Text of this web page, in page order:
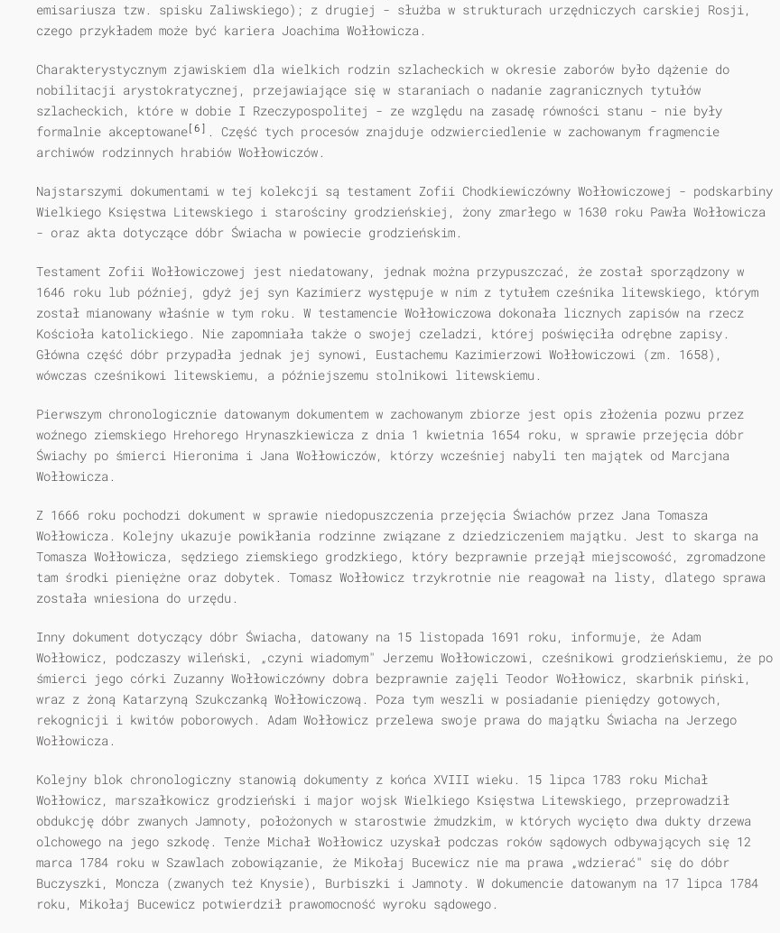
emisariusza tzw. spisku Zaliwskiego); z drugiej - służba w strukturach urzędniczych carskiej Rosji,
czego przykładem może być kariera Joachima Wołłowicza.
Charakterystycznym zjawiskiem dla wielkich rodzin szlacheckich w okresie zaborów było dążenie do
nobilitacji arystokratycznej, przejawiające się w staraniach o nadanie zagranicznych tytułów
szlacheckich, które w dobie I Rzeczypospolitej - ze względu na zasadę równości stanu - nie były
formalnie akceptowane[6] . Część tych procesów znajduje odzwierciedlenie w zachowanym fragmencie
archiwów rodzinnych hrabiów Wołłowiczów.
Najstarszymi dokumentami w tej kolekcji są testament Zofii Chodkiewiczówny Wołłowiczowej - podskarbiny
Wielkiego Księstwa Litewskiego i starościny grodzieńskiej, żony zmarłego w 1630 roku Pawła Wołłowicza
- oraz akta dotyczące dóbr Świacha w powiecie grodzieńskim.
Testament Zofii Wołłowiczowej jest niedatowany, jednak można przypuszczać, że został sporządzony w
1646 roku lub później, gdyż jej syn Kazimierz występuje w nim z tytułem cześnika litewskiego, którym
został mianowany właśnie w tym roku. W testamencie Wołłowiczowa dokonała licznych zapisów na rzecz
Kościoła katolickiego. Nie zapomniała także o swojej czeladzi, której poświęciła odrębne zapisy.
Główna część dóbr przypadła jednak jej synowi, Eustachemu Kazimierzowi Wołłowiczowi (zm. 1658),
wówczas cześnikowi litewskiemu, a późniejszemu stolnikowi litewskiemu.
Pierwszym chronologicznie datowanym dokumentem w zachowanym zbiorze jest opis złożenia pozwu przez
woźnego ziemskiego Hrehorego Hrynaszkiewicza z dnia 1 kwietnia 1654 roku, w sprawie przejęcia dóbr
Świachy po śmierci Hieronima i Jana Wołłowiczów, którzy wcześniej nabyli ten majątek od Marcjana
Wołłowicza.
Z 1666 roku pochodzi dokument w sprawie niedopuszczenia przejęcia Świachów przez Jana Tomasza
Wołłowicza. Kolejny ukazuje powikłania rodzinne związane z dziedziczeniem majątku. Jest to skarga na
Tomasza Wołłowicza, sędziego ziemskiego grodzkiego, który bezprawnie przejął miejscowość, zgromadzone
tam środki pieniężne oraz dobytek. Tomasz Wołłowicz trzykrotnie nie reagował na listy, dlatego sprawa
została wniesiona do urzędu.
Inny dokument dotyczący dóbr Świacha, datowany na 15 listopada 1691 roku, informuje, że Adam
Wołłowicz, podczaszy wileński, „czyni wiadomym" Jerzemu Wołłowiczowi, cześnikowi grodzieńskiemu, że po
śmierci jego córki Zuzanny Wołłowiczówny dobra bezprawnie zajęli Teodor Wołłowicz, skarbnik piński,
wraz z żoną Katarzyną Szukczanką Wołłowiczową. Poza tym weszli w posiadanie pieniędzy gotowych,
rekognicji i kwitów poborowych. Adam Wołłowicz przelewa swoje prawa do majątku Świacha na Jerzego
Wołłowicza.
Kolejny blok chronologiczny stanowią dokumenty z końca XVIII wieku. 15 lipca 1783 roku Michał
Wołłowicz, marszałkowicz grodzieński i major wojsk Wielkiego Księstwa Litewskiego, przeprowadził
obdukcję dóbr zwanych Jamnoty, położonych w starostwie żmudzkim, w których wycięto dwa dukty drzewa
olchowego na jego szkodę. Tenże Michał Wołłowicz uzyskał podczas roków sądowych odbywających się 12
marca 1784 roku w Szawlach zobowiązanie, że Mikołaj Bucewicz nie ma prawa „wdzierać" się do dóbr
Buczyszki, Moncza (zwanych też Knysie), Burbiszki i Jamnoty. W dokumencie datowanym na 17 lipca 1784
roku, Mikołaj Bucewicz potwierdził prawomocność wyroku sądowego.